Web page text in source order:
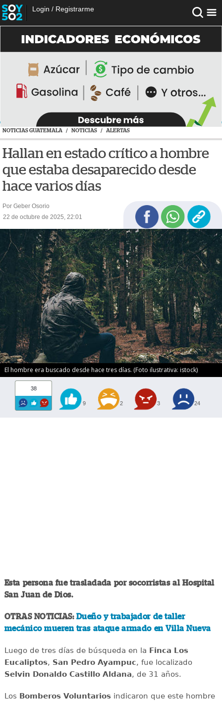
Login / Registrarme
NOTICIAS GUATEMALA / NOTICIAS / ALERTAS
Hallan en estado crítico a hombre
que estaba desaparecido desde
hace varios días
Por Geber Osorio
22 de octubre de 2025, 22:01
El hombre era buscado desde hace tres días. (Foto ilustrativa: istock)
38
9 2 3 24
Esta persona fue trasladada por socorristas al Hospital
San Juan de Dios.
OTRAS NOTICIAS: Dueño y trabajador de taller
mecánico mueren tras ataque armado en Villa Nueva
Luego de tres días de búsqueda en la Finca Los
Eucaliptos, San Pedro Ayampuc, fue localizado
Selvin Donaldo Castillo Aldana, de 31 años.
Los Bomberos Voluntariosindicaron que este hombre